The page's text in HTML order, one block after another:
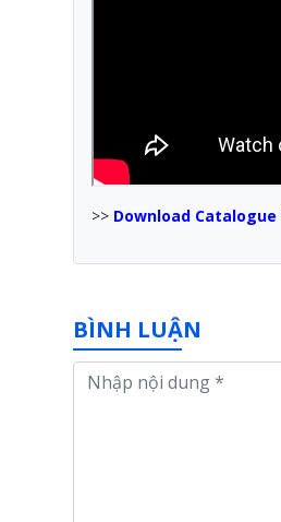
>> Download Catalogue
BÌNH LUẬN